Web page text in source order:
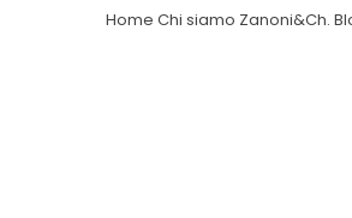
Home Chi siamo Zanoni&Ch.